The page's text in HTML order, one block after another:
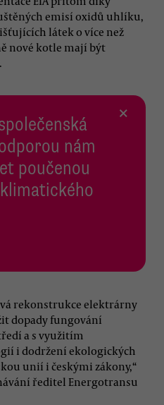
emisí oxidů uhlíku,
látek o více než
nové kotle mají být
nám
poučenou
×
rekonstrukce elektrárny
dopady fungování
a s využitím
i dodržení ekologických
unií i českými zákony,“
ředitel Energotransu